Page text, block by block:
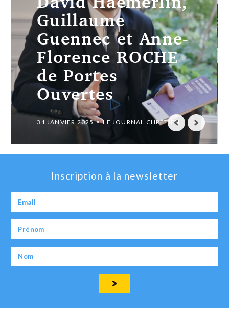
Au Yémen, les
chrétiens sont
cernés de toutes
parts
15 JANVIER 2025 LE JOURNAL CHRÉTIEN
Inscription à la newsletter